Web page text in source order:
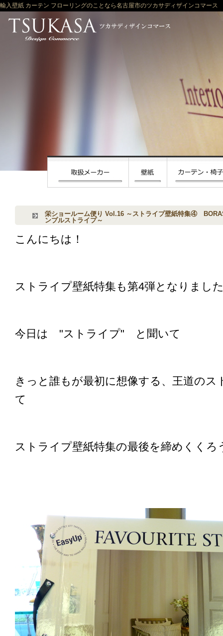
輸入壁紙 カーテン フローリングのことなら名古屋市のツカサディザインコマース
栄ショールーム便り Vol.16 ～ストライプ壁紙特集④
ンプルストライプ～
こんにちは！
ストライプ壁紙特集も第4弾となりまし
今日は "ストライプ" と聞いて
きっと誰もが最初に想像する、王道のス
て
ストライプ壁紙特集の最後を締めくくろ